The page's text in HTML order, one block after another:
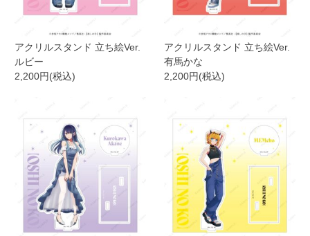
アクリルスタンド 立ち絵Ver.
ルビー
2,200円(税込)
アクリルスタンド 立ち絵Ver.
有馬かな
2,200円(税込)